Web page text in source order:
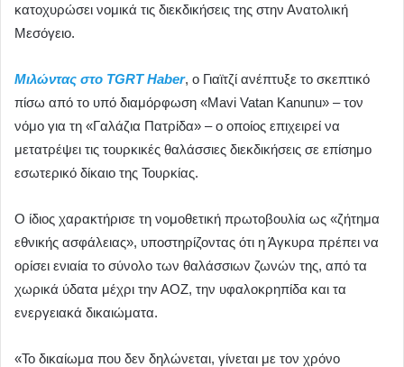
κατοχυρώσει νομικά τις διεκδικήσεις της στην Ανατολική
Μεσόγειο.
Μιλώντας στο TGRT Haber, ο Γιαϊτζί ανέπτυξε το σκεπτικό
πίσω από το υπό διαμόρφωση «Mavi Vatan Kanunu» – τον
νόμο για τη «Γαλάζια Πατρίδα» – ο οποίος επιχειρεί να
μετατρέψει τις τουρκικές θαλάσσιες διεκδικήσεις σε επίσημο
εσωτερικό δίκαιο της Τουρκίας.
Ο ίδιος χαρακτήρισε τη νομοθετική πρωτοβουλία ως «ζήτημα
εθνικής ασφάλειας», υποστηρίζοντας ότι η Άγκυρα πρέπει να
ορίσει ενιαία το σύνολο των θαλάσσιων ζωνών της, από τα
χωρικά ύδατα μέχρι την ΑΟΖ, την υφαλοκρηπίδα και τα
ενεργειακά δικαιώματα.
«Το δικαίωμα που δεν δηλώνεται, γίνεται με τον χρόνο